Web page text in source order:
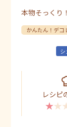
本物そっくり
かんたん！デコ
レシピ